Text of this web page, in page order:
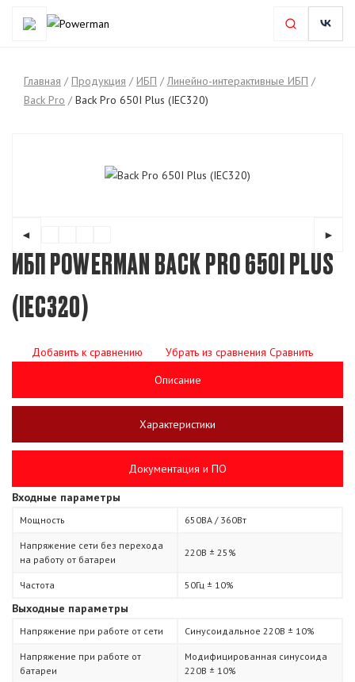
Главная / Продукция / ИБП /Линейно-интерактивные ИБП /
Back Pro / Back Pro 650I Plus (IEC320)
◄ ►
ИБП POWERMAN BACK PRO 650I PLUS
(IEC320)
Добавить к сравнению Убрать из сравнения Сравнить
Описание
Характеристики
Документация и ПО
Входные параметры
Мощность 650ВА / 360Вт
Напряжение сети без перехода
на работу от батареи
220В ± 25%
Частота 50Гц ± 10%
Выходные параметры
Напряжение при работе от сети Синусоидальное 220В ± 10%
Напряжение при работе от
батареи
Модифицированная синусоида
220В ± 10%